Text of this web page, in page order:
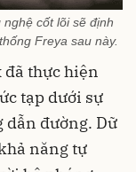
cốt lõi sẽ định
Freya sau này.
đã thực hiện
tạp dưới sự
dẫn đường. Dữ
năng tự